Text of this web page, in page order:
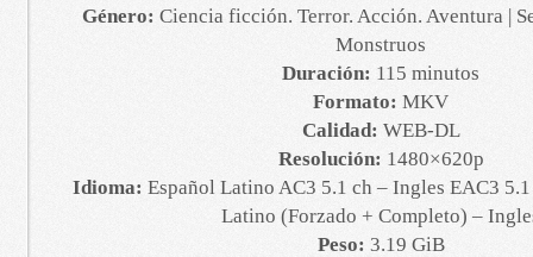
Género: Ciencia ficción. Terror. Acción. Aventura |
Monstruos
Duración: 115 minutos
Formato: MKV
Calidad: WEB-DL
Resolución: 1480×620p
Idioma: Español Latino AC3 5.1 ch – Ingles EAC3
Latino (Forzado + Completo) –
Peso: 3.19 GiB